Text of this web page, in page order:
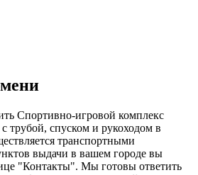
Спортивно-игровой комплекс
спуском и рукоходом в
транспортными
выдачи в вашем городе вы
"Контакты". Мы готовы ответить